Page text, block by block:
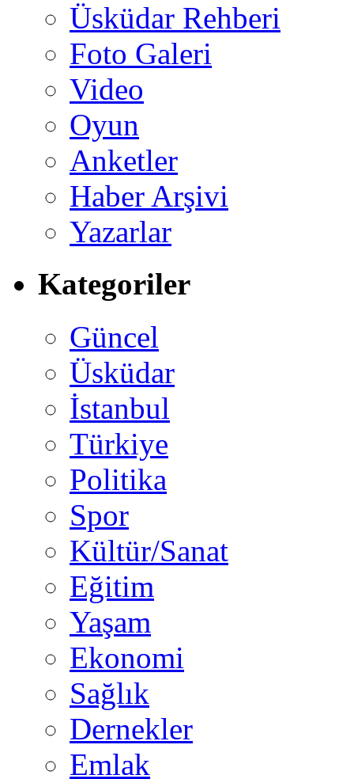
Üsküdar Rehberi
Foto Galeri
Video
Oyun
Anketler
Haber Arşivi
Yazarlar
Kategoriler
Güncel
Üsküdar
İstanbul
Türkiye
Politika
Spor
Kültür/Sanat
Eğitim
Yaşam
Ekonomi
Sağlık
Dernekler
Emlak